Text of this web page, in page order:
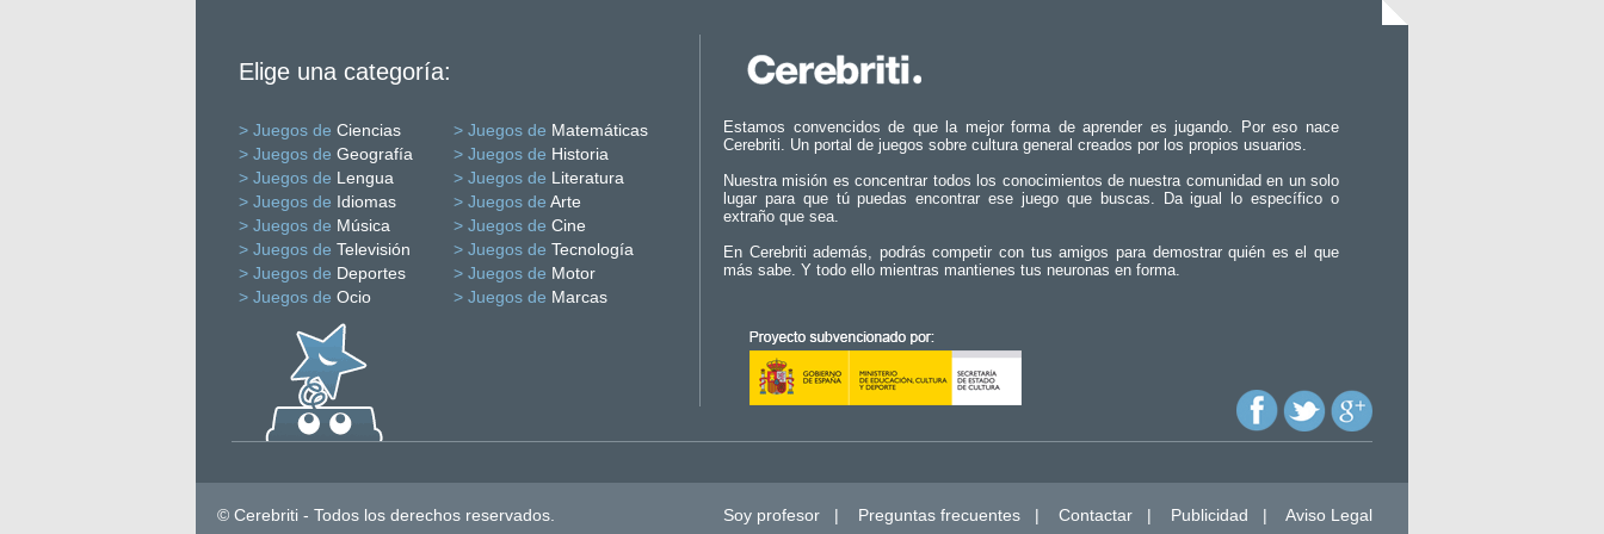
Elige una categoría:
> Juegos de Ciencias > Juegos de Matemáticas
> Juegos de Geografía > Juegos de Historia
> Juegos de Lengua > Juegos de Literatura
> Juegos de Idiomas > Juegos de Arte
> Juegos de Música > Juegos de Cine
> Juegos de Televisión > Juegos de Tecnología
> Juegos de Deportes > Juegos de Motor
> Juegos de Ocio > Juegos de Marcas
Estamos convencidos de que la mejor forma de aprender es jugando. Por eso nace
Cerebriti. Un portal de juegos sobre cultura general creados por los propios usuarios.
Nuestra misión es concentrar todos los conocimientos de nuestra comunidad en un solo
lugar para que tú puedas encontrar ese juego que buscas. Da igual lo específico o
extraño que sea.
En Cerebriti además, podrás competir con tus amigos para demostrar quién es el que
más sabe. Y todo ello mientras mantienes tus neuronas en forma.
© Cerebriti - Todos los derechos reservados. Soy profesor | Preguntas frecuentes | Contactar | Publicidad | Aviso Legal